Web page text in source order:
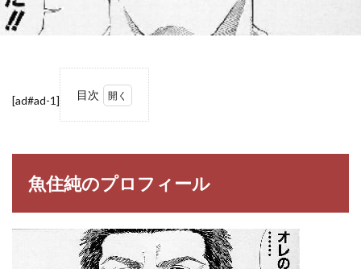
[ad#ad-1] 目次
フィ
ール
1.1
魚住
純
（う
魚住純のプロフィール